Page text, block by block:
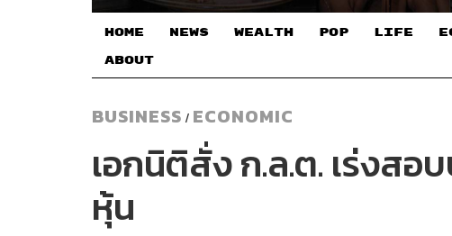
HOME NEWS WEALTH POP LIFE
ABOUT
BUSINESS / ECONOMIC
เอกนิติสั่ง ก.ล.ต. เร่งส
หุ้น